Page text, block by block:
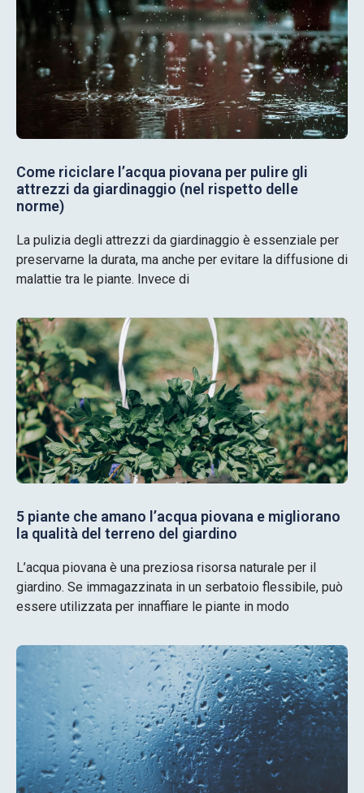
Come riciclare l’acqua piovana per pulire gli
attrezzi da giardinaggio (nel rispetto delle
norme)
La pulizia degli attrezzi da giardinaggio è essenziale per
preservarne la durata, ma anche per evitare la diffusione di
malattie tra le piante. Invece di
5 piante che amano l’acqua piovana e migliorano
la qualità del terreno del giardino
L’acqua piovana è una preziosa risorsa naturale per il
giardino. Se immagazzinata in un serbatoio flessibile, può
essere utilizzata per innaffiare le piante in modo